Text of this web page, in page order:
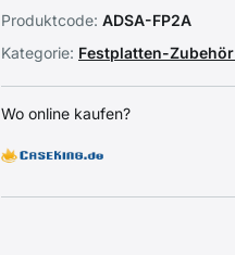
Produktcode: ADSA-FP2A
Kategorie: Festplatten-Zubehör
Wo online kaufen?